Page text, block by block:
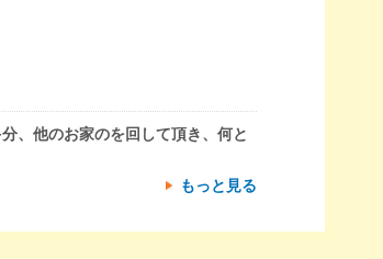
、他のお家のを回して頂き、何と
もっと見る